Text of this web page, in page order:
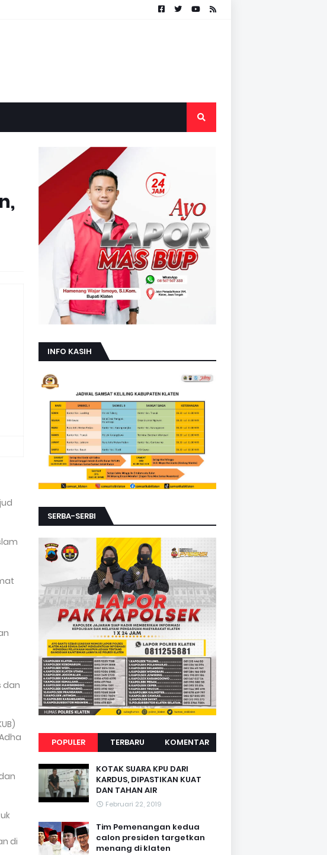
dan
di
INFO KASIH
SERBA-SERBI
POPULER TERBARU KOMENTAR
KOTAK SUARA KPU DARI
KARDUS, DIPASTIKAN KUAT
DAN TAHAN AIR
Februari 22, 2019
Tim Pemenangan kedua
calon presiden targetkan
menang di klaten